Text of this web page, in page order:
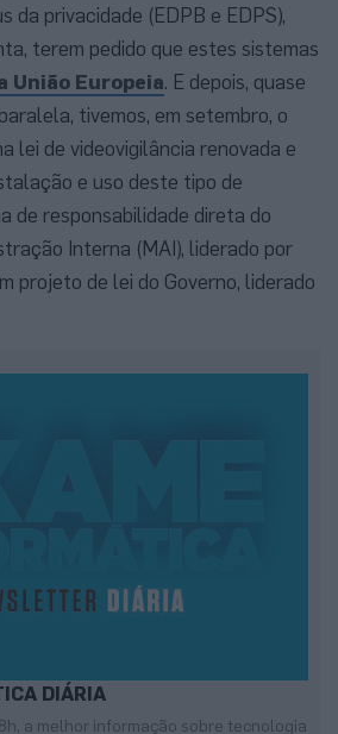
da privacidade (EDPB e EDPS),
terem pedido que estes sistemas
União Europeia. E depois, quase
tivemos, em setembro, o
lei de videovigilância renovada e
e uso deste tipo de
de responsabilidade direta do
Interna (MAI), liderado por
projeto de lei do Governo, liderado
DIÁRIA
a melhor informação sobre tecnologia